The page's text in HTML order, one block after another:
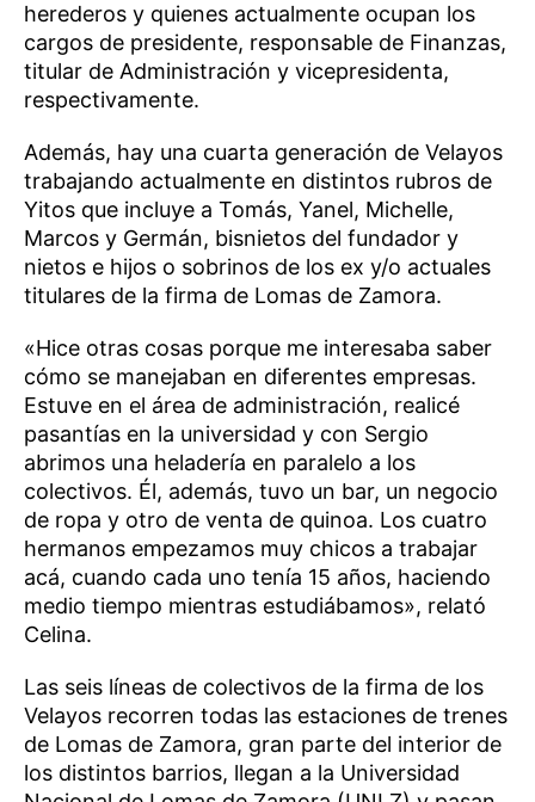
herederos y quienes actualmente ocupan los
cargos de presidente, responsable de Finanzas,
titular de Administración y vicepresidenta,
respectivamente.
Además, hay una cuarta generación de Velayos
trabajando actualmente en distintos rubros de
Yitos que incluye a Tomás, Yanel, Michelle,
Marcos y Germán, bisnietos del fundador y
nietos e hijos o sobrinos de los ex y/o actuales
titulares de la firma de Lomas de Zamora.
«Hice otras cosas porque me interesaba saber
cómo se manejaban en diferentes empresas.
Estuve en el área de administración, realicé
pasantías en la universidad y con Sergio
abrimos una heladería en paralelo a los
colectivos. Él, además, tuvo un bar, un negocio
de ropa y otro de venta de quinoa. Los cuatro
hermanos empezamos muy chicos a trabajar
acá, cuando cada uno tenía 15 años, haciendo
medio tiempo mientras estudiábamos», relató
Celina.
Las seis líneas de colectivos de la firma de los
Velayos recorren todas las estaciones de trenes
de Lomas de Zamora, gran parte del interior de
los distintos barrios, llegan a la Universidad